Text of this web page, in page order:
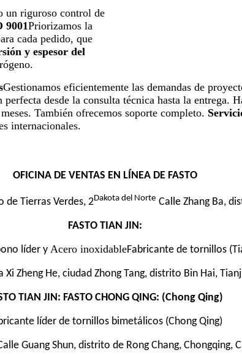
un riguroso control de
9001Priorizamos la
cada pedido, que
y espesor del
Gestionamos eficientemente las demandas de
desde la consulta técnica hasta la entrega.
También ofrecemos soporte completo.
internacionales.
OFICINA DE VENTAS EN LÍNEA DE FASTO
de Tierras Verdes, 2Dakota del Norte Calle Zhang Ba,
FASTO TIAN JIN:
líder y Acero inoxidableFabricante de tornillos
Xi Zheng He, ciudad Zhong Tang, distrito Bin Hai,
TIAN JIN: FASTO CHONG QING: (Chong Qing)
líder de tornillos bimetálicos (Chong Qing)
Guang Shun, distrito de Rong Chang, Chongqing,